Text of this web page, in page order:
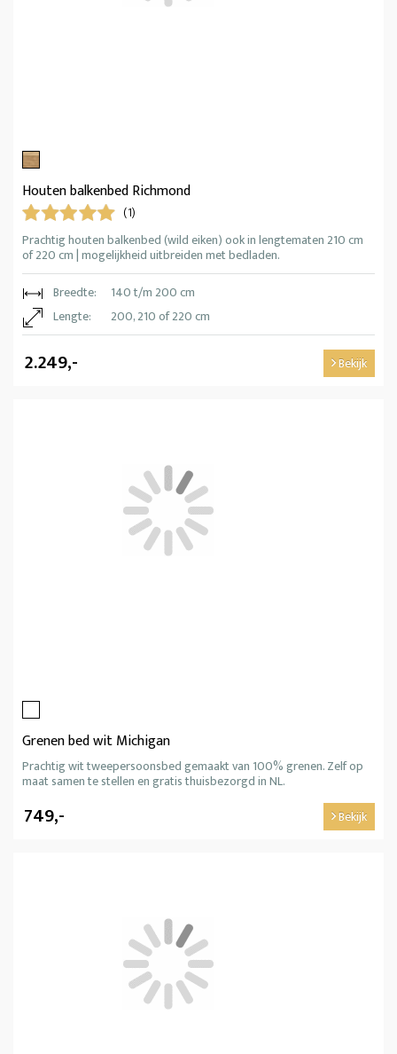
Houten balkenbed Richmond
(1)
Prachtig houten balkenbed (wild eiken) ook in lengtematen 210 cm
of 220 cm | mogelijkheid uitbreiden met bedladen.
Breedte:
140 t/m 200 cm
Lengte:
200, 210 of 220 cm
2.249,- Bekijk
Grenen bed wit Michigan
Prachtig wit tweepersoonsbed gemaakt van 100% grenen. Zelf op
maat samen te stellen en gratis thuisbezorgd in NL.
749,- Bekijk